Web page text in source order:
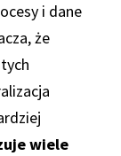
i dane
że
wiele